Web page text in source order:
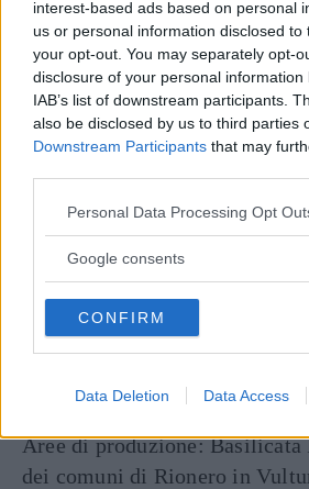
interest-based ads based on personal
us or personal information disclosed
your opt-out. You may separately opt-
disclosure of your personal
IAB’s list of downstream participants.
also be disclosed by us to third parties
Downstream Participants that may
Please note that this website/app uses
not limited to your visit or usage
use your data for below specified
consent section.
Personal Data Processing Opt
Google consents
CONFIRM
Data Deletion Data Access
farina
1 tazza di pomodoro passato
basilico, sale, pepe, origano,
pane carré
300 g. di piselli novelli
VINI CONSIGLIATI
AGLIANICO DEL VULTURE
SUP. RISERVA
CESANESE DEL PIGLIO
AMARONE DELLA
AGLIANICO DEL
Aree di produzione:
dei comuni di Rionero in